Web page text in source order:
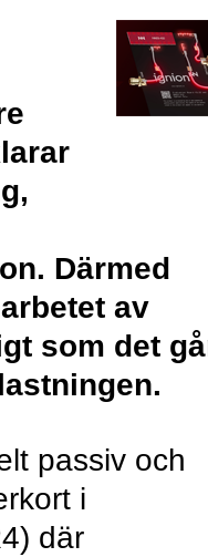
Därmed
av
som det
passiv och
i
där